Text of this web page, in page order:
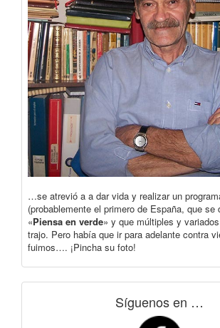
…se atrevió a a dar vida y realizar un
(probablemente el primero de España, que se
«Piensa en verde» y que múltiples y
trajo. Pero había que ir para adelante contra
fuimos…. ¡Pincha su foto!
Síguenos en …